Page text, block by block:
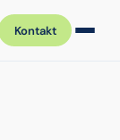
Kontakt